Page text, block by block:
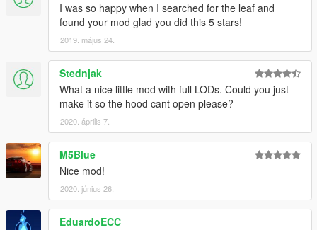
I was so happy when I searched for the leaf and
found your mod glad you did this 5 stars!
2019. május 24.
Stednjak
What a nice little mod with full LODs. Could you just
make it so the hood cant open please?
2020. április 7.
M5Blue
Nice mod!
2020. június 26.
EduardoECC